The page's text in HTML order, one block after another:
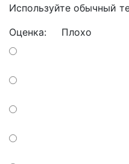
Используйте обычный
Оценка: Плохо